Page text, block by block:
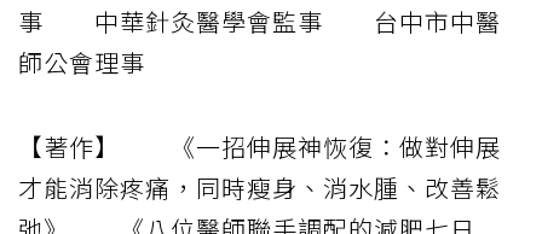
事 中華針灸醫學會監事 台中市中醫
師公會理事
【著作】 《一招伸展神恢復：做對伸展
才能消除疼痛，同時瘦身、消水腫、改善鬆